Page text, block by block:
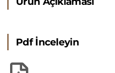
Pdf İnceleyin